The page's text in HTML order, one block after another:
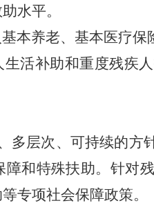
水平。
养老、基本医疗保
活补助和重度残疾
多层次、可持续的
和特殊扶助。针对
专项社会保障政策。